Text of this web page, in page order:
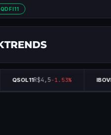
QDFI11
QSOL11R$4,5-1.53%